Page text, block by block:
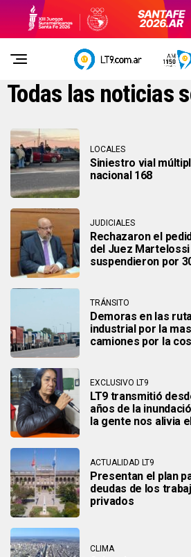
Todas las noticias
LOCALES
Siniestro vial
nacional 168
JUDICIALES
Rechazaron el
del Juez
suspendieron por
TRÁNSITO
Demoras en las
industrial por la
camiones por la
EXCLUSIVO LT9
LT9 transmitió
años de la
la gente nos alivia
ACTUALIDAD LT9
Presentan el plan
deudas de los
privados
CLIMA